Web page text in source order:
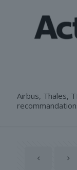
Airbus, Thales,